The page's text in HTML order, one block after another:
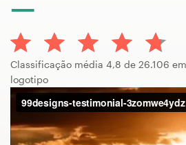
Classificação média 4,8 de 26.106
logotipo
Serviços
de
design
Concursos de designs